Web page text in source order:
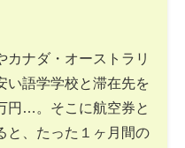
カナダ・オーストラリ
い語学学校と滞在先を
円…。そこに航空券と
と、たった１ヶ月間の